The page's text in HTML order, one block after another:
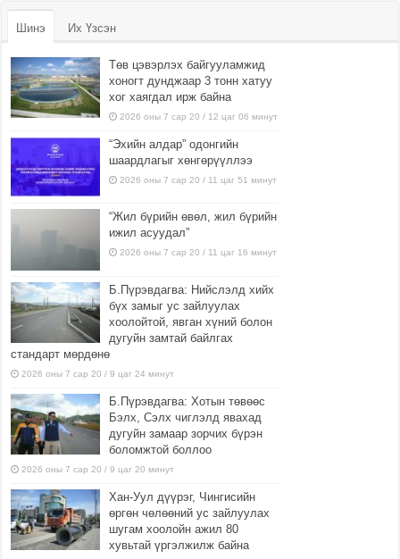
Шинэ Их Үзсэн
Төв цэвэрлэх байгууламжид
хоногт дунджаар 3 тонн хатуу
хог хаягдал ирж байна
2026 оны 7 сар 20 / 12 цаг 06 минут
“Эхийн алдар” одонгийн
шаардлагыг хөнгөрүүллээ
2026 оны 7 сар 20 / 11 цаг 51 минут
“Жил бүрийн өвөл, жил бүрийн
ижил асуудал”
2026 оны 7 сар 20 / 11 цаг 16 минут
Б.Пүрэвдагва: Нийслэлд хийх
бүх замыг ус зайлуулах
хоолойтой, явган хүний болон
дугуйн замтай байлгах
стандарт мөрдөнө
2026 оны 7 сар 20 / 9 цаг 24 минут
Б.Пүрэвдагва: Хотын төвөөс
Бэлх, Сэлх чиглэлд явахад
дугуйн замаар зорчих бүрэн
боломжтой боллоо
2026 оны 7 сар 20 / 9 цаг 20 минут
Хан-Уул дүүрэг, Чингисийн
өргөн чөлөөний ус зайлуулах
шугам хоолойн ажил 80
хувьтай үргэлжилж байна